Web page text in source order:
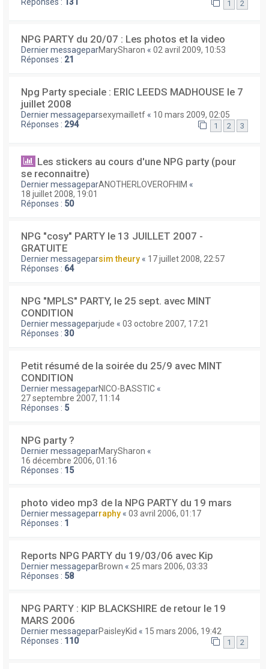
1 2
NPG PARTY du 20/07 : Les photos et la video
Dernier messageparMarySharon « 02 avril 2009, 10:53
Réponses : 21
Npg Party speciale : ERIC LEEDS MADHOUSE le 7
juillet 2008
Dernier messageparsexymailletf « 10 mars 2009, 02:05
Réponses : 294 1 2 3
Les stickers au cours d'une NPG party (pour
se reconnaitre)
Dernier messageparANOTHERLOVEROFHIM «
18 juillet 2008, 19:01
Réponses : 50
NPG "cosy" PARTY le 13 JUILLET 2007 -
GRATUITE
Dernier messageparsim theury « 17 juillet 2008, 22:57
Réponses : 64
NPG "MPLS" PARTY, le 25 sept. avec MINT
CONDITION
Dernier messageparjude « 03 octobre 2007, 17:21
Réponses : 30
Petit résumé de la soirée du 25/9 avec MINT
CONDITION
Dernier messageparNICO-BASSTIC «
27 septembre 2007, 11:14
Réponses : 5
NPG party ?
Dernier messageparMarySharon «
16 décembre 2006, 01:16
Réponses : 15
photo video mp3 de la NPG PARTY du 19 mars
Dernier messageparraphy « 03 avril 2006, 01:17
Réponses : 1
Reports NPG PARTY du 19/03/06 avec Kip
Dernier messageparBrown « 25 mars 2006, 03:33
Réponses : 58
NPG PARTY : KIP BLACKSHIRE de retour le 19
MARS 2006
Dernier messageparPaisleyKid « 15 mars 2006, 19:42
Réponses : 110 1 2